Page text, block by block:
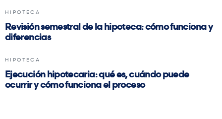
HIPOTECA
Revisión semestral de la hipoteca: cómo funciona y
diferencias
HIPOTECA
Ejecución hipotecaria: qué es, cuándo puede
ocurrir y cómo funciona el proceso